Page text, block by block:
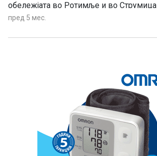
обележјата во Ротимље и во Струмица
пред 5 мес.